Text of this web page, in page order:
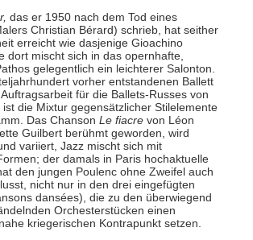
das er 1950 nach dem Tod eines
Christian Bérard) schrieb, hat seither
erreicht wie dasjenige Gioachino
dort mischt sich in das opernhafte,
gelegentlich ein leichterer Salonton.
vorher entstandenen Ballett
für die Ballets-Russes von
ist die Mixtur gegensätzlicher Stilelemente
Das Chanson Le fiacrevon Léon
Guilbert berühmt geworden, wird
variiert, Jazz mischt sich mit
der damals in Paris hochaktuelle
den jungen Poulenc ohne Zweifel auch
nicht nur in den drei eingefügten
dansées), die zu den überwiegend
Orchesterstücken einen
kriegerischen Kontrapunkt setzen.